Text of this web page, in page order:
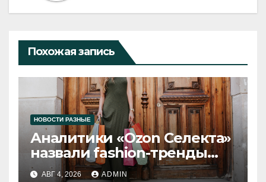
Похожая запись
НОВОСТИ РАЗНЫЕ
Аналитики «Ozon Селекта»
назвали fashion-тренды
2026 года
АВГ 4, 2026 ADMIN